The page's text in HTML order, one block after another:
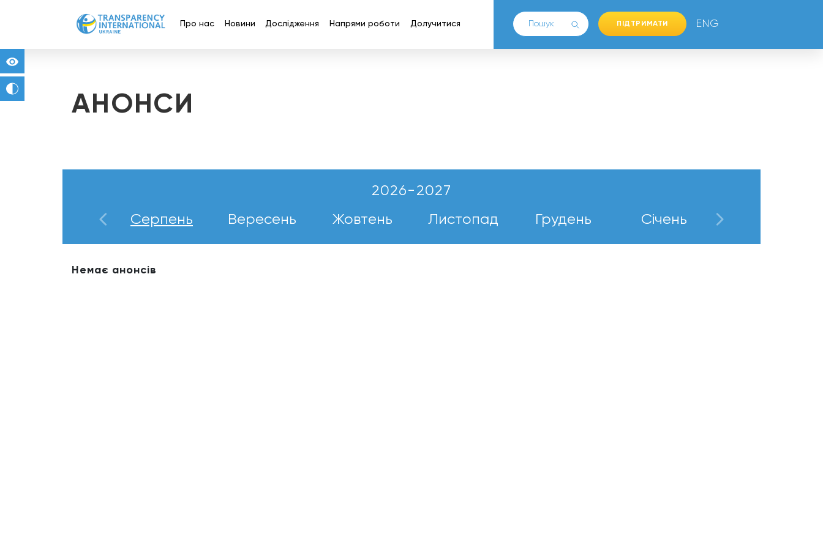
Про нас Новини Дослідження Напрями роботи Долучитися ПІДТРИМАТИ ENG
АНОНСИ
2026-2027
Серпень Вересень Жовтень Листопад Грудень Січень
Немає анонсів